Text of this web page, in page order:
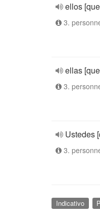
ellos
3.
ellas
3.
Ustedes
3.
Indicativo